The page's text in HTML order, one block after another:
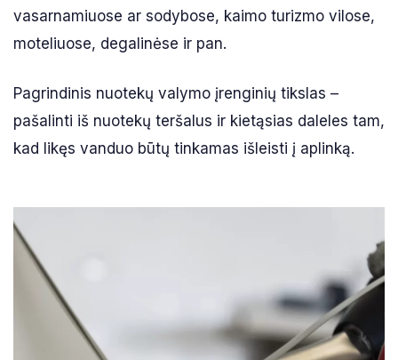
vasarnamiuose ar sodybose, kaimo turizmo vilose,
moteliuose, degalinėse ir pan.
Pagrindinis nuotekų valymo įrenginių tikslas –
pašalinti iš nuotekų teršalus ir kietąsias daleles tam,
kad likęs vanduo būtų tinkamas išleisti į aplinką.